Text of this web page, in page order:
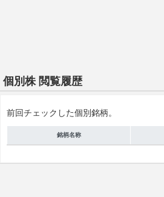
個別株 閲覧履歴
前回チェックした個別銘柄。
銘柄名称